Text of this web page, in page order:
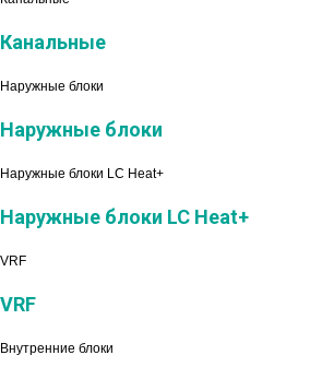
Канальные
Наружные блоки
Наружные блоки
Наружные блоки LC Heat+
Наружные блоки LC Heat+
VRF
VRF
Внутренние блоки